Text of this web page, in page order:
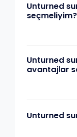
Unturned
seçmeliyim?
Unturned
avantajlar
Unturned